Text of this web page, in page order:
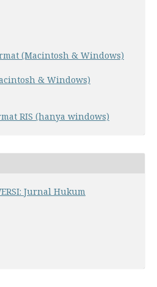
(Macintosh & Windows)
& Windows)
RIS (hanya windows)
Jurnal Hukum